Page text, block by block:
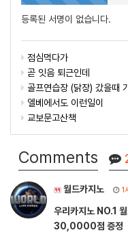
등록된 서명이 없습니다.
점심먹다가
곧 잇음 퇴근인데
골프연습장 (닭장) 갔을때
엘베에서도 이런일이
교보문고산책
Comments
월드카지노 1
우리카지노 NO.1
30,0000점 증정